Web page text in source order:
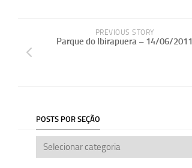
PREVIOUS STORY
Parque do Ibirapuera – 14/06/2011
POSTS POR SEÇÃO